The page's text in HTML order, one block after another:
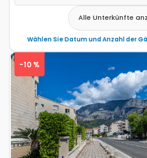
Alle Unterkünfte
Wählen Sie Datum und Anzahl der
Previous
-10 %